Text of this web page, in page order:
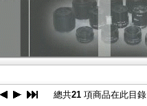
總共21 項商品在此目錄